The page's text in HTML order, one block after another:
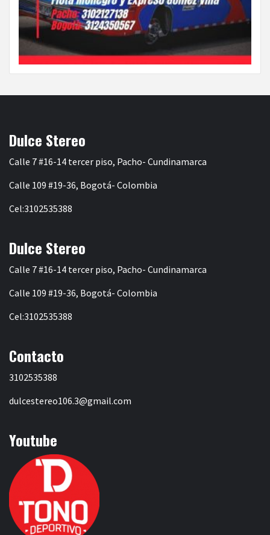
Dulce Stereo
Calle 7 #16-14 tercer piso, Pacho- Cundinamarca
Calle 109 #19-36, Bogotá- Colombia
Cel:3102535388
Dulce Stereo
Calle 7 #16-14 tercer piso, Pacho- Cundinamarca
Calle 109 #19-36, Bogotá- Colombia
Cel:3102535388
Contacto
3102535388
dulcestereo106.3@gmail.com
Youtube